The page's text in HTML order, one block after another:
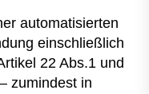
automatisierten
einschließlich
22 Abs.1 und
zumindest in